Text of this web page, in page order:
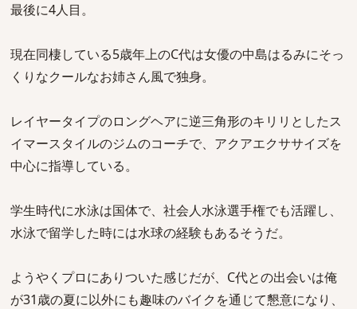
最後に4人目。
現在同棲している5歳年上のC代は女優の中島はるみにそっ
くりなクールなお姉さん風で独身。
レイヤータイプのロングヘアに逆三角形のキリリとしたス
イマースタイルのジムのコーチで、アクアエクササイズを
中心に指導している。
学生時代に水泳は国体で、社会人水泳選手権でも活躍し、
水泳で留学した時には水球の経験もあるそうだ。
ようやくプロにありついた感じだが、C代との出会いは俺
が31歳の夏に以外にも趣味のバイクを通じて懇意になり、